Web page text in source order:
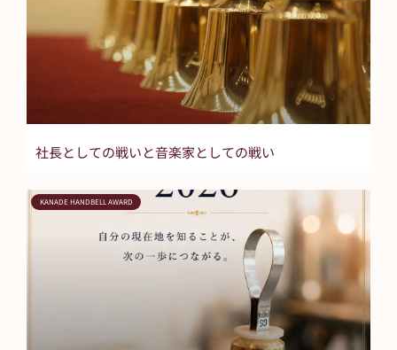
社長としての戦いと音楽家としての戦い
KANADE HANDBELL AWARD